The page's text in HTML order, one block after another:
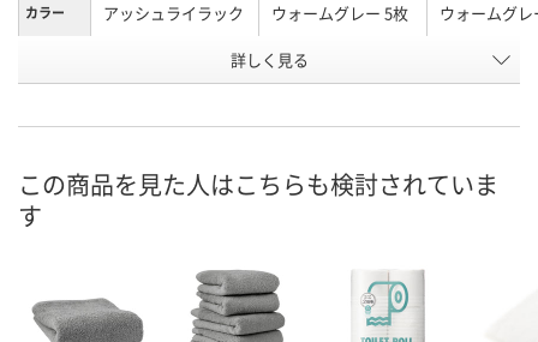
カラー アッシュライラック ウォームグレー 5枚 ウォームグレ
HH62119 XN25094
8月9日（日）
カゴへ
詳しく見る
この商品を見た人はこちらも検討されていま
す